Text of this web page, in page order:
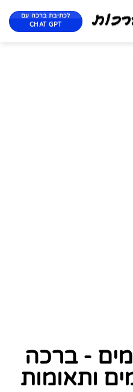
לכתיבת ברכה עם
CHAT GPT
- ברכה
ותאומות